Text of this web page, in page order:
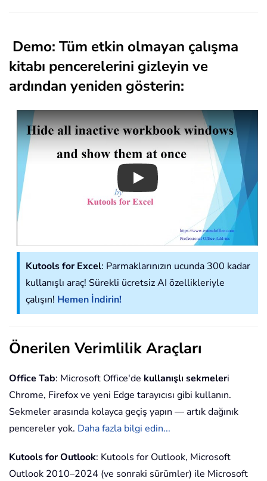
Demo: Tüm etkin olmayan çalışma
kitabı pencerelerini gizleyin ve
ardından yeniden gösterin:
Play
Kutools for Excel: Parmaklarınızın ucunda 300 kadar
kullanışlı araç! Sürekli ücretsiz AI özellikleriyle
çalışın! Hemen İndirin!
Önerilen Verimlilik Araçları
Office Tab: Microsoft Office'de kullanışlı sekmeleri
Chrome, Firefox ve yeni Edge tarayıcısı gibi kullanın.
Sekmeler arasında kolayca geçiş yapın — artık dağınık
pencereler yok. Daha fazla bilgi edin...
Kutools for Outlook: Kutools for Outlook, Microsoft
Outlook 2010–2024 (ve sonraki sürümler) ile Microsoft